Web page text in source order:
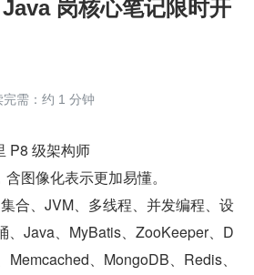
岗核心笔记限时开
完需：约 1 分钟
P8 级架构师
图像化表示更加易懂。
合、JVM、多线程、并发编程、设
、Java、MyBatis、ZooKeeper、D
、MongoDB、Redis、